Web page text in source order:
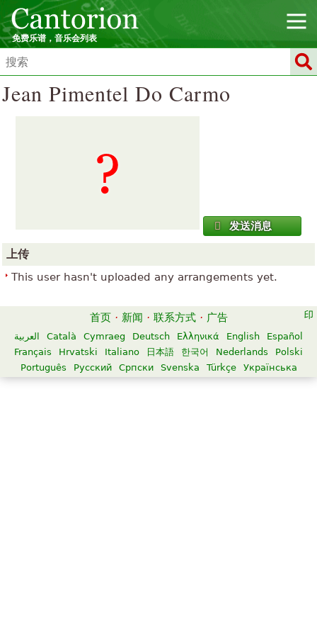
免费乐谱，音乐会列表
Jean Pimentel Do Carmo
发送消息
上传
This user hasn't uploaded any arrangements yet.
首页 · 新闻 · 联系方式 · 广告
العربية Català Cymraeg Deutsch Ελληνικά English
Español
Français
Hrvatski Italiano 日本語 한국어 Nederlands
Polski
Português
Русский Српски Svenska Türkçe Українська